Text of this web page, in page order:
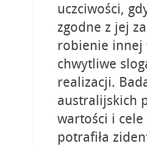
uczciwości,
zgodne z jej
robienie innej
chwytliwe
realizacji.
australijskich
wartości i
potrafiła